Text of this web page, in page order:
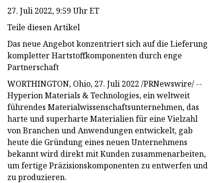
27. Juli 2022, 9:59 Uhr ET
Teile diesen Artikel
Das neue Angebot konzentriert sich auf die Lieferung
kompletter Hartstoffkomponenten durch enge
Partnerschaft
WORTHINGTON, Ohio, 27. Juli 2022 /PRNewswire/ --
Hyperion Materials & Technologies, ein weltweit
führendes Materialwissenschaftsunternehmen, das
harte und superharte Materialien für eine Vielzahl
von Branchen und Anwendungen entwickelt, gab
heute die Gründung eines neuen Unternehmens
bekannt wird direkt mit Kunden zusammenarbeiten,
um fertige Präzisionskomponenten zu entwerfen und
zu produzieren.